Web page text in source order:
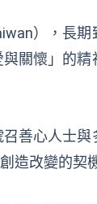
），長期
關懷」的精
善心人士與
造改變的契